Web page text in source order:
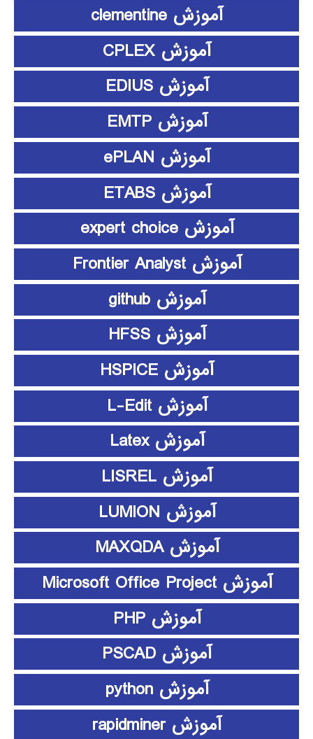
آموزش clementine
آموزش CPLEX
آموزش EDIUS
آموزش EMTP
آموزش ePLAN
آموزش ETABS
آموزش expert choice
آموزش Frontier Analyst
آموزش github
آموزش HFSS
آموزش HSPICE
آموزش L-Edit
آموزش Latex
آموزش LISREL
آموزش LUMION
آموزش MAXQDA
آموزش Microsoft Office Project
آموزش PHP
آموزش PSCAD
آموزش python
آموزش rapidminer